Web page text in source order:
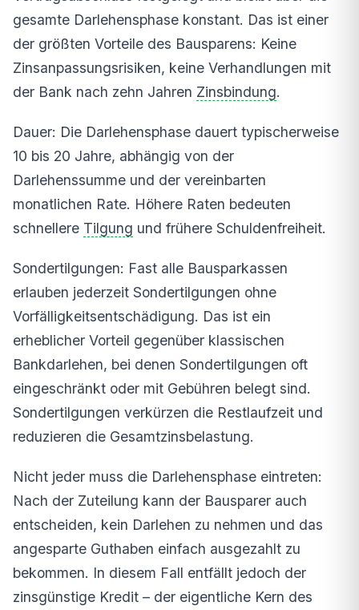
gesamte Darlehensphase konstant. Das ist einer
der größten Vorteile des Bausparens: Keine
Zinsanpassungsrisiken, keine Verhandlungen mit
der Bank nach zehn Jahren Zinsbindung.
Dauer: Die Darlehensphase dauert typischerweise
10 bis 20 Jahre, abhängig von der
Darlehenssumme und der vereinbarten
monatlichen Rate. Höhere Raten bedeuten
schnellere Tilgung und frühere Schuldenfreiheit.
Sondertilgungen: Fast alle Bausparkassen
erlauben jederzeit Sondertilgungen ohne
Vorfälligkeitsentschädigung. Das ist ein
erheblicher Vorteil gegenüber klassischen
Bankdarlehen, bei denen Sondertilgungen oft
eingeschränkt oder mit Gebühren belegt sind.
Sondertilgungen verkürzen die Restlaufzeit und
reduzieren die Gesamtzinsbelastung.
Nicht jeder muss die Darlehensphase eintreten:
Nach der Zuteilung kann der Bausparer auch
entscheiden, kein Darlehen zu nehmen und das
angesparte Guthaben einfach ausgezahlt zu
bekommen. In diesem Fall entfällt jedoch der
zinsgünstige Kredit – der eigentliche Kern des